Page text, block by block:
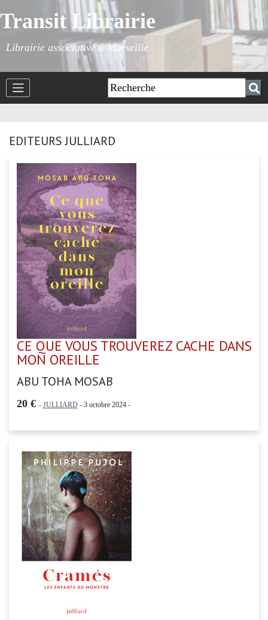
Transit Librairie
Librairie associative à Marseille
EDITEURS JULLIARD
CE QUE VOUS TROUVEREZ CACHE DANS
MON OREILLE
ABU TOHA MOSAB
20 € - JULLIARD- 3 octobre 2024 -